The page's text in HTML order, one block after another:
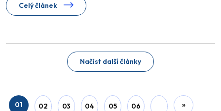
Celý článek
Načíst další články
01 02 03 04 05 06 »